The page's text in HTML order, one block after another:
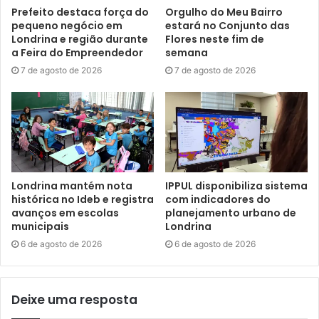
O prefeito Tiago Amaral garantiu que o poder público
municipal, com o suporte de fortes parceiros, está
agarrando grandes oportunidades para proporcionar
progresso a Londrina, tendo o governo estadual lado a
lado enquanto polo catalisador de desenvolvimento. “Essa
sinergia com o governo do Paraná, com o secretário Guto
Silva e o governador Ratinho Junior é fundamental para
consolidarmos nossos planos, que envolvem enormes
esforços administrativos e políticos. Temos a missão de
para a solução dos problemas e desafios em todas as
Prefeito destaca força do
pequeno negócio em
Londrina e região durante
a Feira do Empreendedor
7 de agosto de 2026
Orgulho do Meu Bairro
estará no Conjunto das
Flores neste fim de
semana
7 de agosto de 2026
Londrina mantém nota
histórica no Ideb e registra
avanços em escolas
municipais
6 de agosto de 2026
IPPUL disponibiliza sistema
com indicadores do
planejamento urbano de
Londrina
6 de agosto de 2026
Deixe uma resposta